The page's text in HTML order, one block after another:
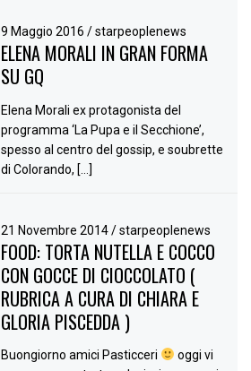
9 Maggio 2016/ starpeoplenews
ELENA MORALI IN GRAN FORMA
SU GQ
Elena Morali ex protagonista del
programma ‘La Pupa e il Secchione’,
spesso al centro del gossip, e soubrette
di Colorando, […]
21 Novembre 2014/ starpeoplenews
FOOD: TORTA NUTELLA E COCCO
CON GOCCE DI CIOCCOLATO (
RUBRICA A CURA DI CHIARA E
GLORIA PISCEDDA )
Buongiorno amici Pasticceri
oggi vi